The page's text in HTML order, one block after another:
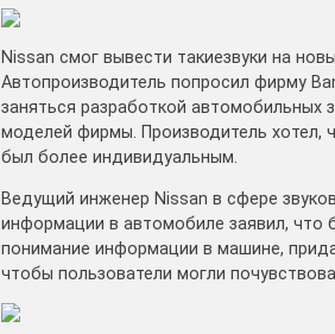
Nissan смог вывести такиезвуки на
Автопроизводитель попросил фирму
заняться разработкой автомобильных
моделей фирмы. Производитель хотел,
был более индивидуальным.
Ведущий инженер Nissan в сфере
информации в автомобиле заявил, что
понимание информации в машине,
чтобы пользователи могли